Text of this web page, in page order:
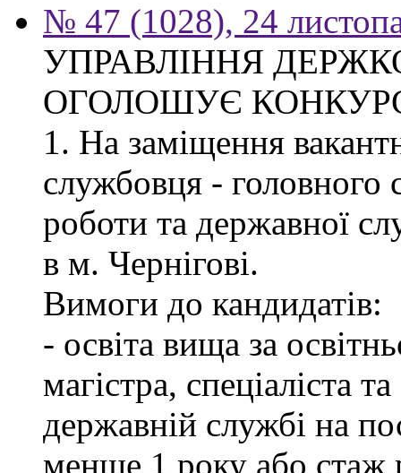
№ 47 (1028), 24
УПРАВЛІННЯ
ОГОЛОШУЄ
1. На заміщення
службовця - головного
роботи та державної
в м. Чернігові.
Вимоги до кандидатів:
- освіта вища за
магістра, спеціаліста
державній службі на
менше 1 року або стаж